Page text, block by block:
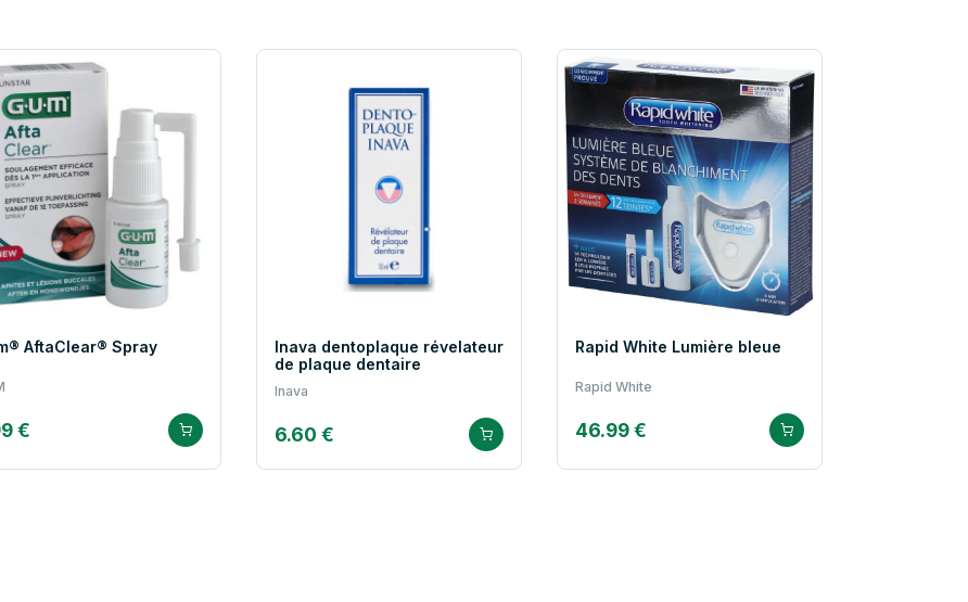
AftaClear® Spray
€
Inava dentoplaque révelateur
de plaque dentaire
Inava
6.60 €
Rapid White Lumière bleue
Rapid White
46.99 €